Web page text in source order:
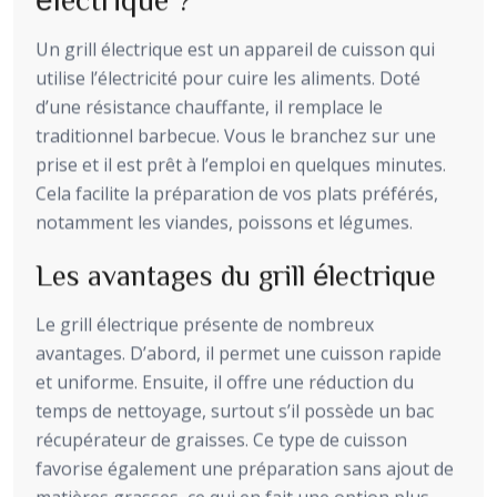
Un grill électrique est un appareil de cuisson qui
utilise l’électricité pour cuire les aliments. Doté
d’une résistance chauffante, il remplace le
traditionnel barbecue. Vous le branchez sur une
prise et il est prêt à l’emploi en quelques minutes.
Cela facilite la préparation de vos plats préférés,
notamment les viandes, poissons et légumes.
Les avantages du grill électrique
Le grill électrique présente de nombreux
avantages. D’abord, il permet une cuisson rapide
et uniforme. Ensuite, il offre une réduction du
temps de nettoyage, surtout s’il possède un bac
récupérateur de graisses. Ce type de cuisson
favorise également une préparation sans ajout de